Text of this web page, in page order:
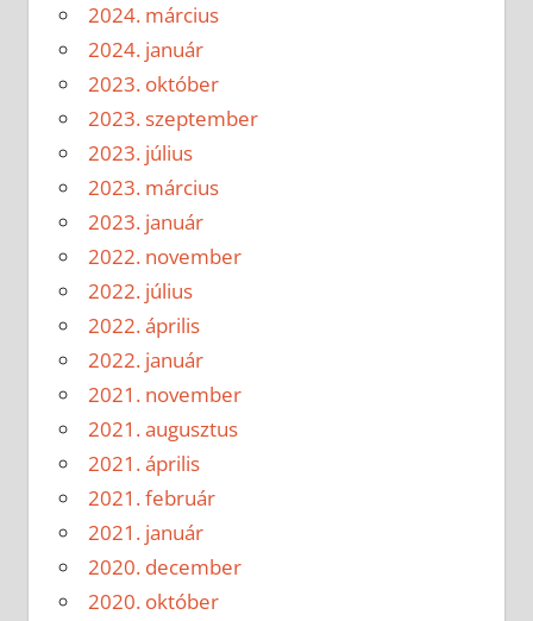
2024. március
2024. január
2023. október
2023. szeptember
2023. július
2023. március
2023. január
2022. november
2022. július
2022. április
2022. január
2021. november
2021. augusztus
2021. április
2021. február
2021. január
2020. december
2020. október